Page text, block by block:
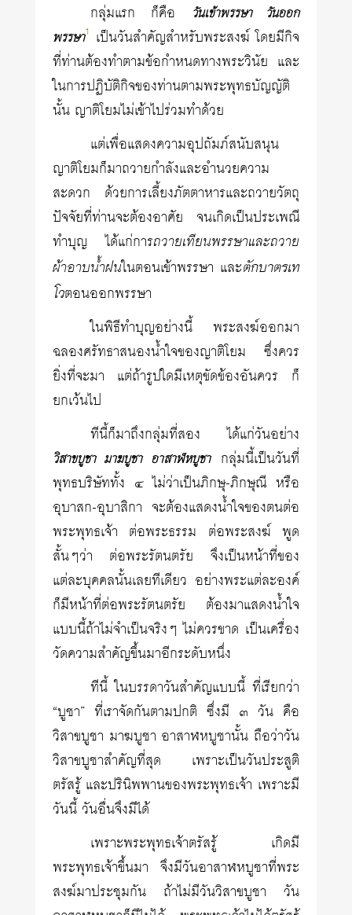
กลุ่มแรก ก็คือ
วันเข้าพรรษา วันออก
พรรษา1 เป็นวันสำคัญสำหรับพระสงฆ์ โดยมีกิจ
ที่ท่านต้องทำตามข้อกำหนดทางพระวินัย และ
ในการปฏิบัติกิจของท่านตามพระพุทธบัญญัติ
นั้น ญาติโยมไม่เข้าไปร่วมทำด้วย
แต่เพื่อแสดงความอุปถัมภ์สนับสนุน
ญาติโยมก็มาถวายกำลังและอำนวยความ
สะดวก ด้วยการเลี้ยงภัตตาหารและถวายวัตถุ
ปัจจัยที่ท่านจะต้องอาศัย จนเกิดเป็นประเพณี
ทำบุญ ได้แก่การถวายเทียนพรรษาและถวาย
ผ้าอาบน้ำฝนในตอนเข้าพรรษา และตักบาตรเท
โวตอนออกพรรษา
ในพิธีทำบุญอย่างนี้ พระสงฆ์ออกมา
ฉลองศรัทธาสนองน้ำใจของญาติโยม ซึ่งควร
ยิ่งที่จะมา แต่ถ้ารูปใดมีเหตุขัดข้องอันควร ก็
ยกเว้นไป
ทีนี้ก็มาถึงกลุ่มที่สอง ได้แก่วันอย่าง
วิสาขบูชา มาฆบูชา อาสาฬหบูชากลุ่มนี้เป็นวันที่
พุทธบริษัททั้ง ๔ ไม่ว่าเป็นภิกษุ-ภิกษุณี หรือ
อุบาสก-อุบาสิกา จะต้องแสดงน้ำใจของตนต่อ
พระพุทธเจ้า ต่อพระธรรม ต่อพระสงฆ์ พูด
สั้นๆว่า ต่อพระรัตนตรัย จึงเป็นหน้าที่ของ
แต่ละบุคคลนั้นเลยทีเดียว อย่างพระแต่ละองค์
ก็มีหน้าที่ต่อพระรัตนตรัย ต้องมาแสดงน้ำใจ
แบบนี้ถ้าไม่จำเป็นจริงๆ ไม่ควรขาด เป็นเครื่อง
วัดความสำคัญขึ้นมาอีกระดับหนึ่ง
ทีนี้ ในบรรดาวันสำคัญแบบนี้ ที่เรียกว่า
“บูชา” ที่เราจัดกันตามปกติ ซึ่งมี ๓ วัน คือ
วิสาขบูชา มาฆบูชา อาสาฬหบูชานั้น ถือว่าวัน
วิสาขบูชาสำคัญที่สุด เพราะเป็นวันประสูติ
ตรัสรู้ และปรินิพพานของพระพุทธเจ้า เพราะมี
วันนี้ วันอื่นจึงมีได้
เพราะพระพุทธเจ้าตรัสรู้ เกิดมี
พระพุทธเจ้าขึ้นมา จึงมีวันอาสาฬหบูชาที่พระ
สงฆ์มาประชุมกัน ถ้าไม่มีวันวิสาขบูชา วัน